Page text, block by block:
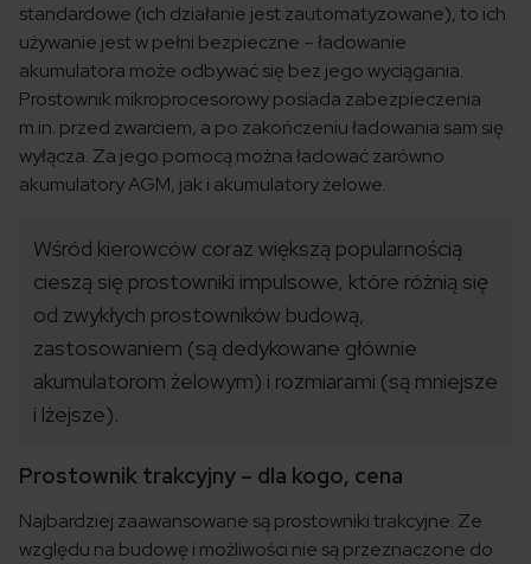
standardowe (ich działanie jest zautomatyzowane), to ich
używanie jest w pełni bezpieczne – ładowanie
akumulatora może odbywać się bez jego wyciągania.
Prostownik mikroprocesorowy posiada zabezpieczenia
m.in. przed zwarciem, a po zakończeniu ładowania sam się
wyłącza. Za jego pomocą można ładować zarówno
akumulatory AGM, jak i akumulatory żelowe.
Wśród kierowców coraz większą popularnością
cieszą się prostowniki impulsowe, które różnią się
od zwykłych prostowników budową,
zastosowaniem (są dedykowane głównie
akumulatorom żelowym) i rozmiarami (są mniejsze
i lżejsze).
Prostownik trakcyjny – dla kogo, cena
Najbardziej zaawansowane są prostowniki trakcyjne. Ze
względu na budowę i możliwości nie są przeznaczone do